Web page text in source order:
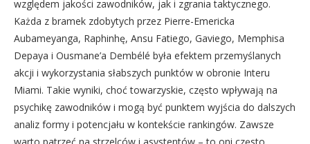
względem jakości zawodników, jak i zgrania taktycznego.
Każda z bramek zdobytych przez Pierre-Emericka
Aubameyanga, Raphinhę, Ansu Fatiego, Gaviego, Memphisa
Depaya i Ousmane’a Dembélé była efektem przemyślanych
akcji i wykorzystania słabszych punktów w obronie Interu
Miami. Takie wyniki, choć towarzyskie, często wpływają na
psychikę zawodników i mogą być punktem wyjścia do dalszych
analiz formy i potencjału w kontekście rankingów. Zawsze